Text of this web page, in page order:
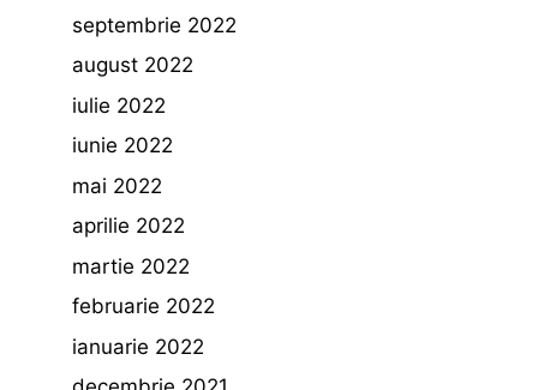
septembrie 2022
august 2022
iulie 2022
iunie 2022
mai 2022
aprilie 2022
martie 2022
februarie 2022
ianuarie 2022